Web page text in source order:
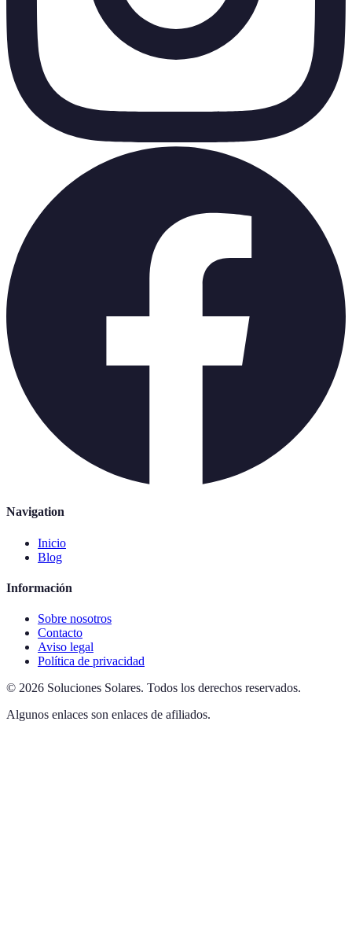
Navigation
Inicio
Blog
Información
Sobre nosotros
Contacto
Aviso legal
Política de privacidad
© 2026 Soluciones Solares. Todos los derechos reservados.
Algunos enlaces son enlaces de afiliados.